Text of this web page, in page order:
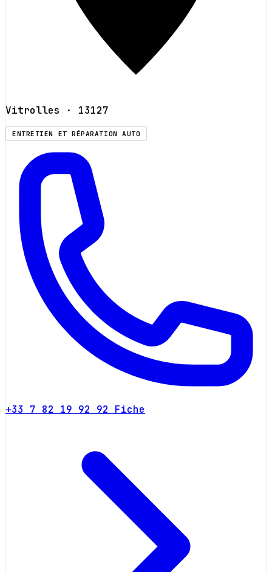
Vitrolles · 13127
ENTRETIEN ET RÉPARATION AUTO
+33 7 82 19 92 92 Fiche